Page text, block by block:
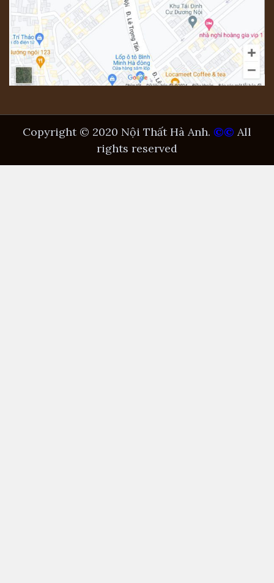
Copyright © 2020 Nội Thất Hà Anh. ©© All
rights reserved